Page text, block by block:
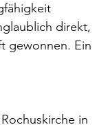
direkt,
gewonnen. Ein
in